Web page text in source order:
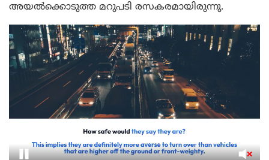
അയൽക്കൊടുത്ത മറുപടി രസകരമായിരുന്നു.